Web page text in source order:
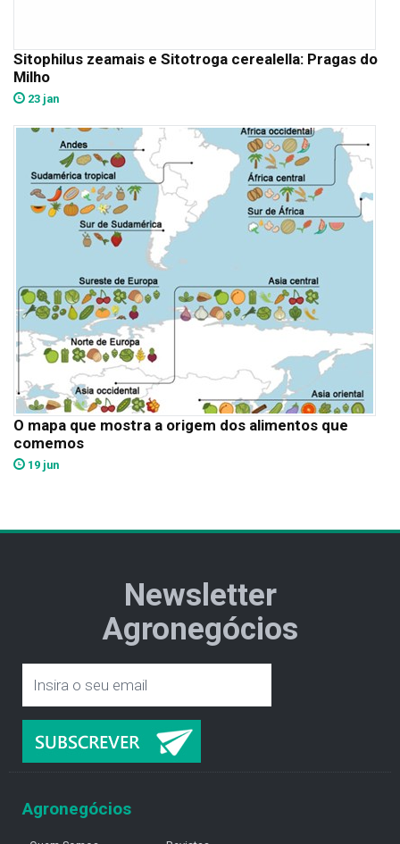
Sitophilus zeamais e Sitotroga cerealella: Pragas do
Milho
23 jan
O mapa que mostra a origem dos alimentos que
comemos
19 jun
Newsletter
Agronegócios
Agronegócios